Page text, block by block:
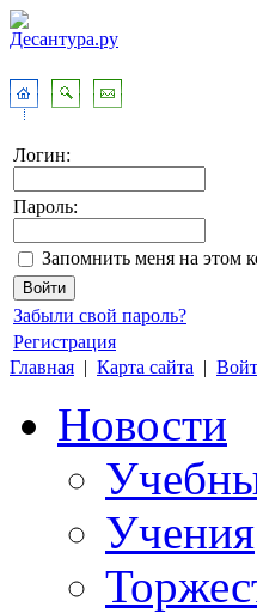
Логин:
Пароль:
Запомнить меня на этом
Забыли свой пароль?
Регистрация
Главная | Карта сайта |
Новости
Учения